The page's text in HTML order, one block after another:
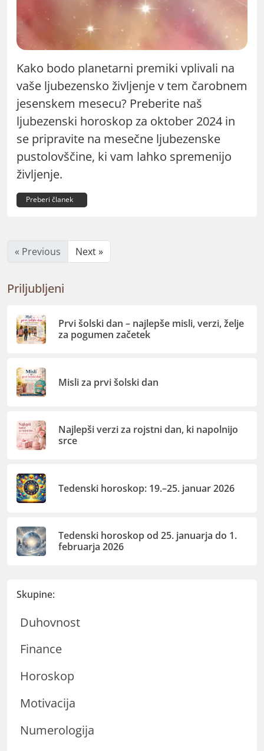
Kako bodo planetarni premiki vplivali na
vaše ljubezensko življenje v tem čarobnem
jesenskem mesecu? Preberite naš
ljubezenski horoskop za oktober 2024 in
se pripravite na mesečne ljubezenske
pustolovščine, ki vam lahko spremenijo
življenje.
Preberi članek
« Previous Next »
Priljubljeni
Prvi šolski dan – najlepše misli, verzi, želje
za pogumen začetek
Misli za prvi šolski dan
Najlepši verzi za rojstni dan, ki napolnijo
srce
Tedenski horoskop: 19.–25. januar 2026
Tedenski horoskop od 25. januarja do 1.
februarja 2026
Skupine:
Duhovnost
Finance
Horoskop
Motivacija
Numerologija